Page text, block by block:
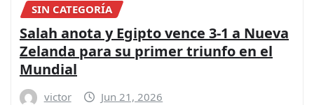
SIN CATEGORÍA
Salah anota y Egipto vence 3-1 a Nueva
Zelanda para su primer triunfo en el
Mundial
victor Jun 21, 2026